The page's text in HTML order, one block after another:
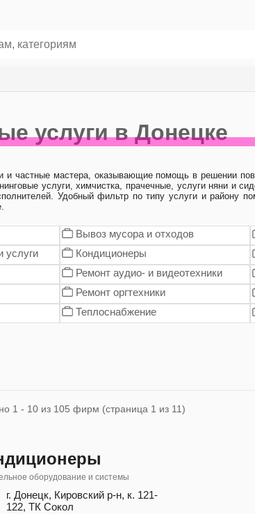
услуги в Донецке
и частные мастера, оказывающие помощь в решении
услуги, химчистка, прачечные, услуги няни и
Удобный фильтр по типу услуги и району
Вывоз мусора и отходов
услуги Кондиционеры
Ремонт аудио- и видеотехники
Ремонт оргтехники
Теплоснабжение
1 - 10 из 105 фирм (страница 1 из 11)
оборудование и системы
г. Донецк, Кировский р-н, к. 121-
122, ТК Сокол